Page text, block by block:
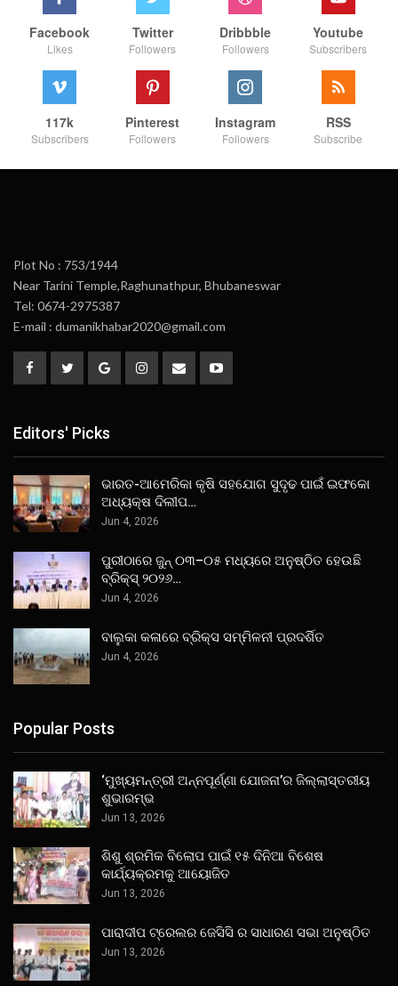
Facebook
Likes
Twitter
Followers
Dribbble
Followers
Youtube
Subscribers
117k
Subscribers
Pinterest
Followers
Instagram
Followers
RSS
Subscribe
Plot No : 753/1944
Near Tarini Temple,Raghunathpur, Bhubaneswar
Tel: 0674-2975387
E-mail : dumanikhabar2020@gmail.com
Editors' Picks
ଭାରତ-ଆମେରିକା କୃଷି ସହଯୋଗ ସୁଦୃଢ ପାଇଁ ଇଫକୋ
ଅଧ୍ୟକ୍ଷ ଦିଲୀପ…
Jun 4, 2026
ପୁରୀଠାରେ ଜୁନ୍ ୦୩–୦୫ ମଧ୍ୟରେ ଅନୁଷ୍ଠିତ ହେଉଛି
ବ୍ରିକ୍ସ୍ ୨୦୨୬…
Jun 4, 2026
ବାଲୁକା କଳାରେ ବ୍ରିକ୍ସ ସମ୍ମିଳନୀ ପ୍ରଦର୍ଶିତ
Jun 4, 2026
Popular Posts
‘ମୁଖ୍ୟମନ୍ତ୍ରୀ ଅନ୍ନପୂର୍ଣ୍ଣା ଯୋଜନା’ର ଜିଲ୍ଲାସ୍ତରୀୟ
ଶୁଭାରମ୍ଭ
Jun 13, 2026
ଶିଶୁ ଶ୍ରମିକ ବିଲୋପ ପାଇଁ ୧୫ ଦିନିଆ ବିଶେଷ
କାର୍ଯ୍ୟକ୍ରମକୁ ଆୟୋଜିତ
Jun 13, 2026
ପାରାଦୀପ ଟ୍ରେଲର ଜେସିସି ର ସାଧାରଣ ସଭା ଅନୁଷ୍ଠିତ
Jun 13, 2026